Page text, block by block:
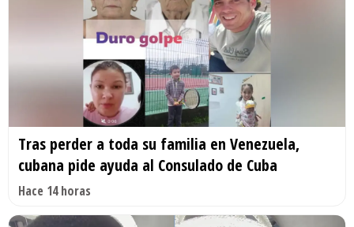
Tras perder a toda su familia en Venezuela,
cubana pide ayuda al Consulado de Cuba
Hace 14 horas